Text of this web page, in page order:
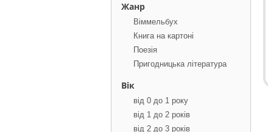
Жанр
Віммельбух
Книга на картоні
Поезія
Пригодницька література
Вік
від 0 до 1 року
від 1 до 2 років
від 2 до 3 років